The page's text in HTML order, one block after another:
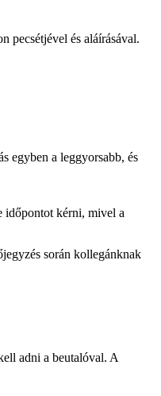
pecsétjével és aláírásával.
egyben a leggyorsabb, és
időpontot kérni, mivel a
során kollegánknak
adni a beutalóval. A